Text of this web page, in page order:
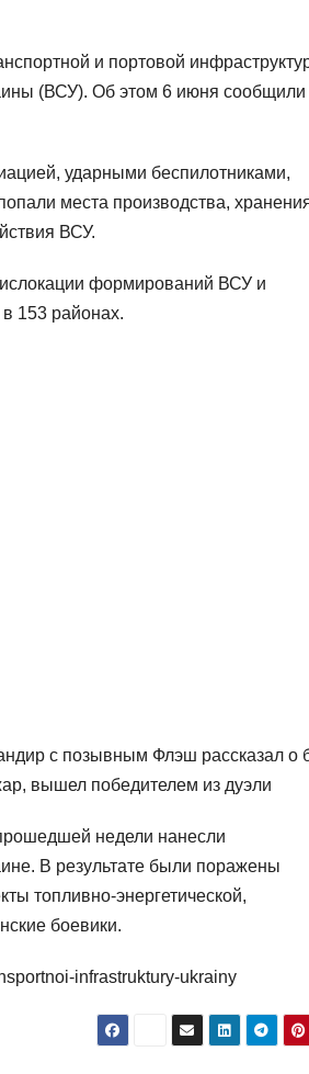
и портовой
(ВСУ). Об этом 6 июня сообщили
ударными беспилотниками,
места производства,
ВСУ.
формирований ВСУ и
153 районах.
с позывным Флэш рассказал о
вышел победителем из дуэли
недели нанесли
В результате были поражены
топливно-энергетической,
боевики.
infrastruktury-ukrainy